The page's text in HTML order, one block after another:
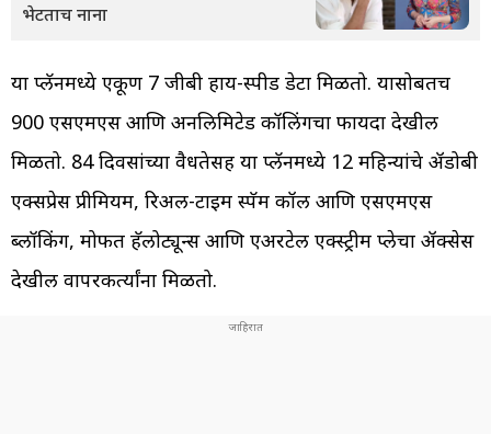
भेटताच नाना
या प्लॅनमध्ये एकूण 7 जीबी हाय-स्पीड डेटा मिळतो. यासोबतच
900 एसएमएस आणि अनलिमिटेड कॉलिंगचा फायदा देखील
मिळतो. 84 दिवसांच्या वैधतेसह या प्लॅनमध्ये 12 महिन्यांचे ॲडोबी
एक्सप्रेस प्रीमियम, रिअल-टाइम स्पॅम कॉल आणि एसएमएस
ब्लॉकिंग, मोफत हॅलोट्यून्स आणि एअरटेल एक्स्ट्रीम प्लेचा ॲक्सेस
देखील वापरकर्त्यांना मिळतो.